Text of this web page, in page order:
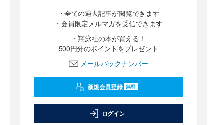
・全ての過去記事が閲覧できます
・会員限定メルマガを受信できます
・翔泳社の本が買える！
500円分のポイントをプレゼント
メールバックナンバー
新規会員登録 無料
ログイン